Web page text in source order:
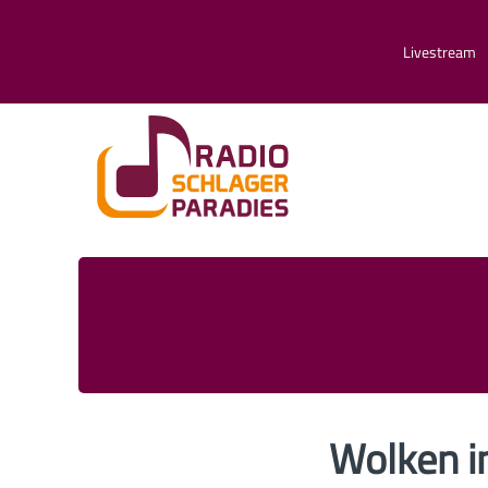
Livestream
Wolken